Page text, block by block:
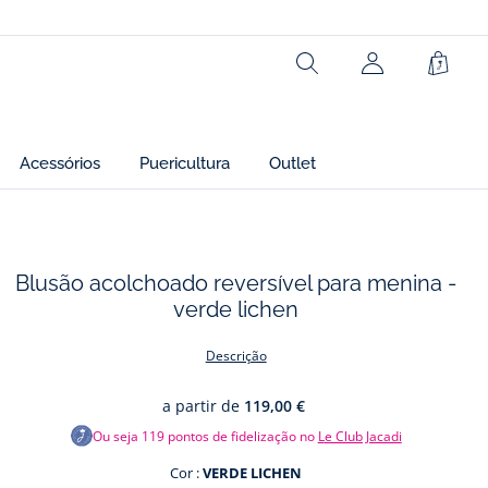
Rechercher Cesto
Acessórios Puericultura Outlet
Blusão acolchoado reversível para menina -
verde lichen
Descrição
a partir de 119,00 €
Ou seja 119pontos de fidelização no Le Club Jacadi
Cor :VERDE LICHEN